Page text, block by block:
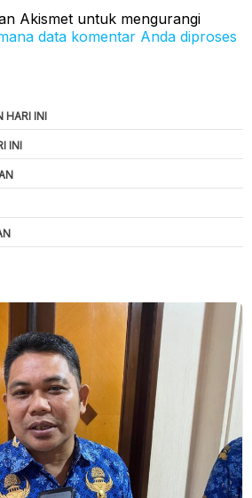
Akismet untuk mengurangi
data komentar Anda diproses
HARI INI
INI